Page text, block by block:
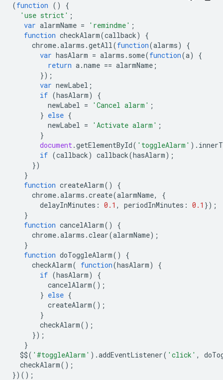
(function ()
{
'use strict' ;
var alarmName = 'remindme' ;
function checkAlarm(callback)
{
chrome.alarms .getAll(function(alarms)
{
var hasAlarm = alarms . some(function(a)
{
return a.name == alarmName ;
});
var newLabel ;
if (hasAlarm)
{
newLabel = 'Cancel alarm' ;
} else {
newLabel = 'Activate alarm' ;
}
document.getElementById( 'toggleAlarm' ).
if (callback) callback(hasAlarm);
})
}
function createAlarm()
{
chrome.alarms .create(alarmName,
{
delayInMinutes : 0.1 , periodInMinutes : 0.1 });
}
function cancelAlarm()
{
chrome.alarms .clear(alarmName);
}
function doToggleAlarm()
{
checkAlarm( function(hasAlarm)
{
if (hasAlarm)
{
cancelAlarm();
} else {
createAlarm();
}
checkAlarm();
});
}
$$( '#toggleAlarm' ).addEventListener( 'click' ,
checkAlarm();
})();